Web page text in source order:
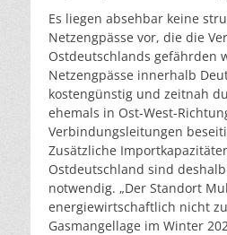
Es liegen absehbar keine
Netzengpässe vor, die die
Ostdeutschlands gefährden
Netzengpässe innerhalb
kostengünstig und zeitnah
ehemals in Ost-West-
Verbindungsleitungen
Zusätzliche
Ostdeutschland sind
notwendig. „Der Standort
energiewirtschaftlich nicht
Gasmangellage im Winter